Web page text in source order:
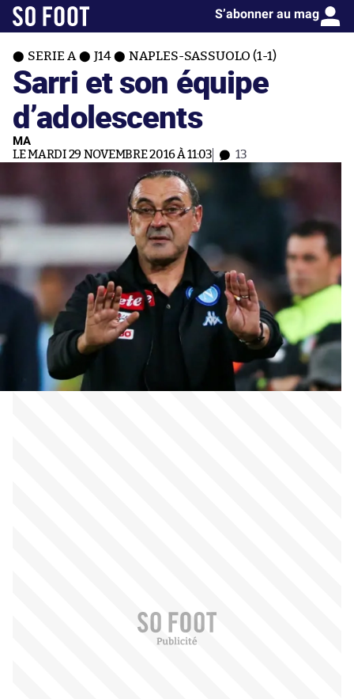
S’abonner au mag
SERIE A J14 NAPLES-SASSUOLO (1-1)
Sarri et son équipe
d’adolescents
MA
LE MARDI 29 NOVEMBRE 2016 À 11:03 13